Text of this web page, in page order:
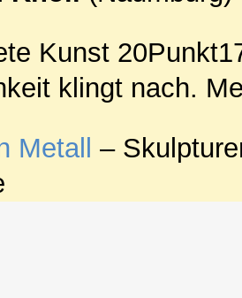
Kunst
klingt nach.
Metall
–